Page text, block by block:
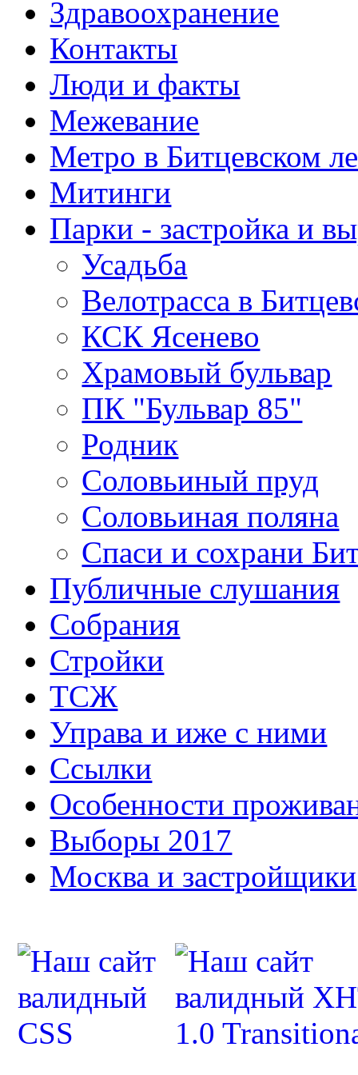
Здравоохранение
Контакты
Люди и факты
Межевание
Метро в Битцевском
Митинги
Парки - застройка и
Усадьба
Велотрасса в
КСК Ясенево
Храмовый бульвар
ПК "Бульвар 85"
Родник
Соловьиный пруд
Соловьиная поляна
Спаси и сохрани
Публичные слушания
Собрания
Стройки
ТСЖ
Управа и иже с ними
Ссылки
Особенности
Выборы 2017
Москва и застройщики